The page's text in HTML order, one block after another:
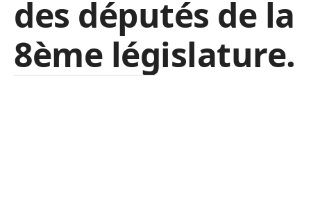
des députés de la
8ème législature.